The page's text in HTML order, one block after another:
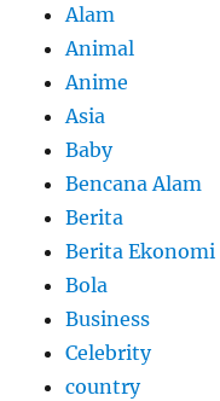
Alam
Animal
Anime
Asia
Baby
Bencana Alam
Berita
Berita Ekonomi
Bola
Business
Celebrity
country